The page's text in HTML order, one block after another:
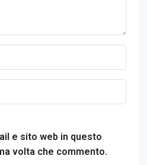
e sito web in questo
volta che commento.